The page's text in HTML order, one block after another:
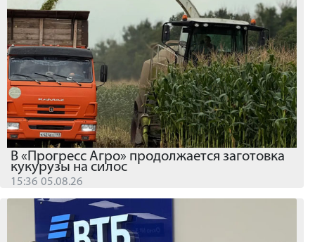
В «Прогресс Агро» продолжается заготовка
кукурузы на силос
15:36 05.08.26